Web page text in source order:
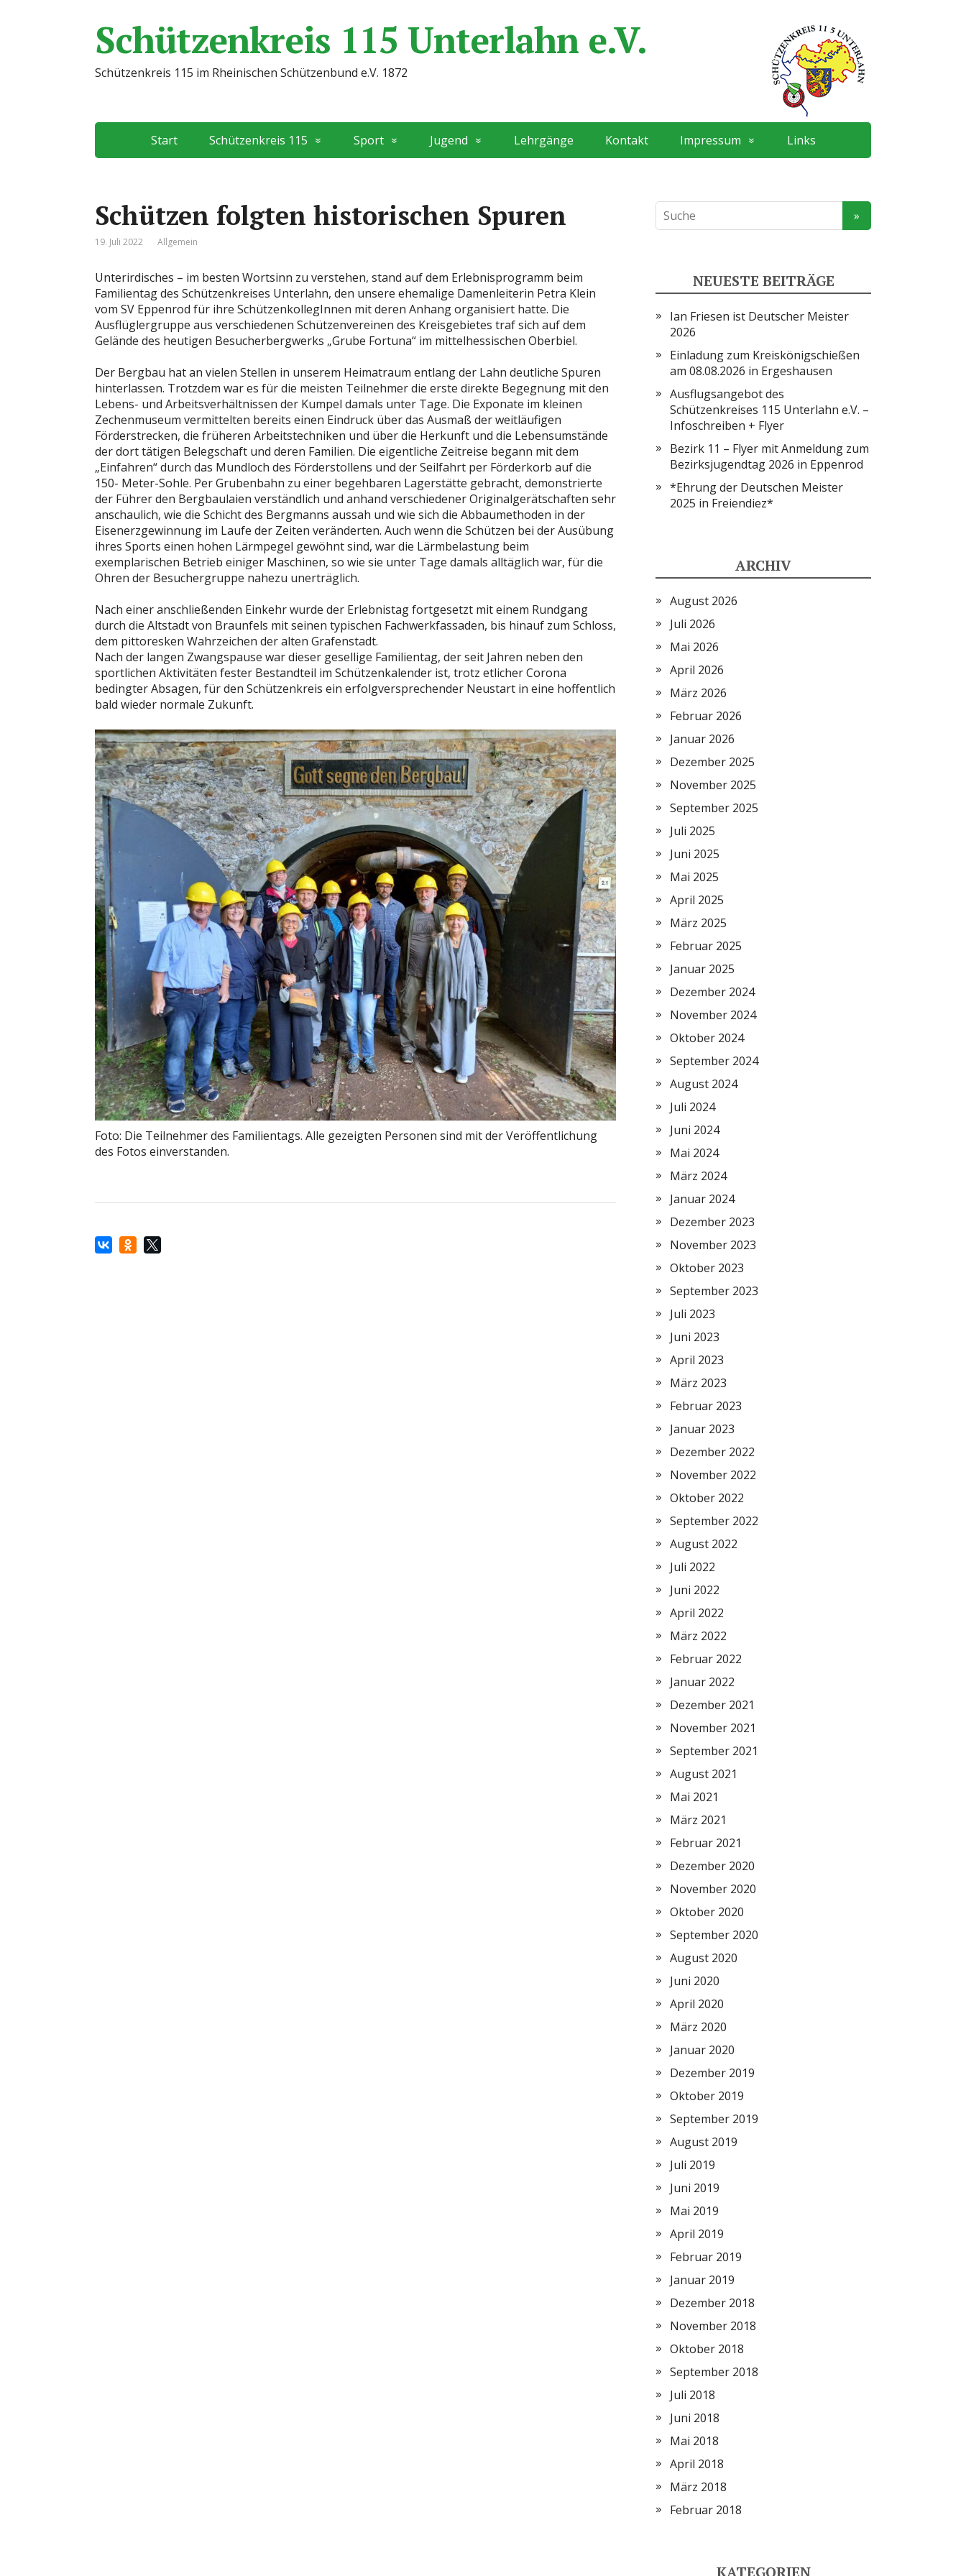
Schützenkreis 115 Unterlahn e.V.
Schützenkreis 115 im Rheinischen Schützenbund e.V. 1872
Start Schützenkreis 115 Sport Jugend Lehrgänge Kontakt Impressum Links
Schützen folgten historischen Spuren
19. Juli 2022 Allgemein
Unterirdisches – im besten Wortsinn zu verstehen, stand auf dem Erlebnisprogramm beim
Familientag des Schützenkreises Unterlahn, den unsere ehemalige Damenleiterin Petra Klein
vom SV Eppenrod für ihre SchützenkollegInnen mit deren Anhang organisiert hatte. Die
Ausflüglergruppe aus verschiedenen Schützenvereinen des Kreisgebietes traf sich auf dem
Gelände des heutigen Besucherbergwerks „Grube Fortuna“ im mittelhessischen Oberbiel.
Der Bergbau hat an vielen Stellen in unserem Heimatraum entlang der Lahn deutliche Spuren
hinterlassen. Trotzdem war es für die meisten Teilnehmer die erste direkte Begegnung mit den
Lebens- und Arbeitsverhältnissen der Kumpel damals unter Tage. Die Exponate im kleinen
Zechenmuseum vermittelten bereits einen Eindruck über das Ausmaß der weitläufigen
Förderstrecken, die früheren Arbeitstechniken und über die Herkunft und die Lebensumstände
der dort tätigen Belegschaft und deren Familien. Die eigentliche Zeitreise begann mit dem
„Einfahren“ durch das Mundloch des Förderstollens und der Seilfahrt per Förderkorb auf die
150- Meter-Sohle. Per Grubenbahn zu einer begehbaren Lagerstätte gebracht, demonstrierte
der Führer den Bergbaulaien verständlich und anhand verschiedener Originalgerätschaften sehr
anschaulich, wie die Schicht des Bergmanns aussah und wie sich die Abbaumethoden in der
Eisenerzgewinnung im Laufe der Zeiten veränderten. Auch wenn die Schützen bei der Ausübung
ihres Sports einen hohen Lärmpegel gewöhnt sind, war die Lärmbelastung beim
exemplarischen Betrieb einiger Maschinen, so wie sie unter Tage damals alltäglich war, für die
Ohren der Besuchergruppe nahezu unerträglich.
Nach einer anschließenden Einkehr wurde der Erlebnistag fortgesetzt mit einem Rundgang
durch die Altstadt von Braunfels mit seinen typischen Fachwerkfassaden, bis hinauf zum Schloss,
dem pittoresken Wahrzeichen der alten Grafenstadt.
Nach der langen Zwangspause war dieser gesellige Familientag, der seit Jahren neben den
sportlichen Aktivitäten fester Bestandteil im Schützenkalender ist, trotz etlicher Corona
bedingter Absagen, für den Schützenkreis ein erfolgversprechender Neustart in eine hoffentlich
bald wieder normale Zukunft.
Foto: Die Teilnehmer des Familientags. Alle gezeigten Personen sind mit der Veröffentlichung
des Fotos einverstanden.
NEUESTE BEITRÄGE
Ian Friesen ist Deutscher Meister
2026
Einladung zum Kreiskönigschießen
am 08.08.2026 in Ergeshausen
Ausflugsangebot des
Schützenkreises 115 Unterlahn e.V. –
Infoschreiben + Flyer
Bezirk 11 – Flyer mit Anmeldung zum
Bezirksjugendtag 2026 in Eppenrod
*Ehrung der Deutschen Meister
2025 in Freiendiez*
ARCHIV
August 2026
Juli 2026
Mai 2026
April 2026
März 2026
Februar 2026
Januar 2026
Dezember 2025
November 2025
September 2025
Juli 2025
Juni 2025
Mai 2025
April 2025
März 2025
Februar 2025
Januar 2025
Dezember 2024
November 2024
Oktober 2024
September 2024
August 2024
Juli 2024
Juni 2024
Mai 2024
März 2024
Januar 2024
Dezember 2023
November 2023
Oktober 2023
September 2023
Juli 2023
Juni 2023
April 2023
März 2023
Februar 2023
Januar 2023
Dezember 2022
November 2022
Oktober 2022
September 2022
August 2022
Juli 2022
Juni 2022
April 2022
März 2022
Februar 2022
Januar 2022
Dezember 2021
November 2021
September 2021
August 2021
Mai 2021
März 2021
Februar 2021
Dezember 2020
November 2020
Oktober 2020
September 2020
August 2020
Juni 2020
April 2020
März 2020
Januar 2020
Dezember 2019
Oktober 2019
September 2019
August 2019
Juli 2019
Juni 2019
Mai 2019
April 2019
Februar 2019
Januar 2019
Dezember 2018
November 2018
Oktober 2018
September 2018
Juli 2018
Juni 2018
Mai 2018
April 2018
März 2018
Februar 2018
KATEGORIEN